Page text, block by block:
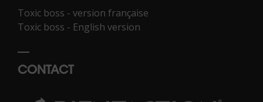
Toxic boss - version française
Toxic boss - English version
CONTACT